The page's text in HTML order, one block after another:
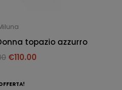
topazio azzurro
€110.00